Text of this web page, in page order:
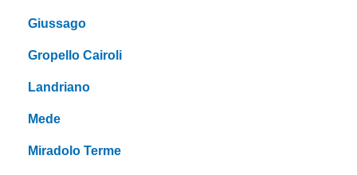
Giussago
Gropello Cairoli
Landriano
Mede
Miradolo Terme